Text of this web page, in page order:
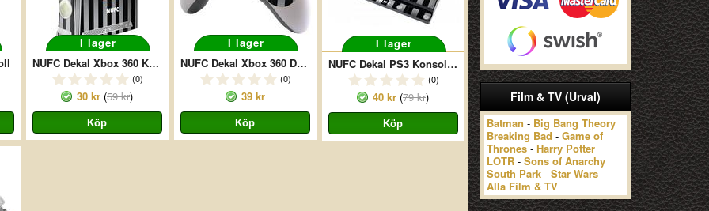
Film & TV (Urval)
Batman - Big Bang Theory
Breaking Bad - Game of
Thrones- Harry Potter
LOTR- Sons of Anarchy
South Park- Star Wars
Alla Film & TV
I lager
NUFC Dekal Xbox 360 Konsoll
(0)
30 kr (59 kr)
I lager
NUFC Dekal Xbox 360 Dosa
(0)
39 kr
I lager
NUFC Dekal PS3 Konsoll (Slim)
(0)
40 kr (79 kr)